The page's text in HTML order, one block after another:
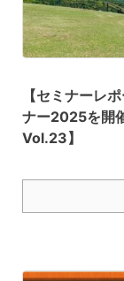
【セミナーレ
ナー2025を開
Vol.23】